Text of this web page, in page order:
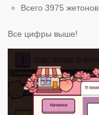
Всего 3975 жетонов
Все цифры выше!